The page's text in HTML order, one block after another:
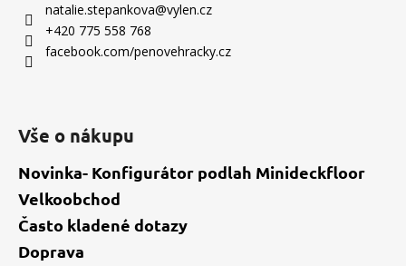
natalie.stepankova@vylen.cz
+420 775 558 768
facebook.com/penovehracky.cz
Vše o nákupu
Novinka- Konfigurátor podlah Minideckfloor
Velkoobchod
Často kladené dotazy
Doprava